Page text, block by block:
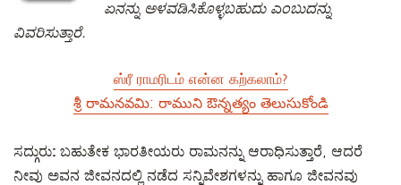
ಏನನ್ನು ಅಳವಡಿಸಿಕೊಳ್ಳಬಹುದು ಎಂಬುದನ್ನು
ವಿವರಿಸುತ್ತಾರೆ.
ஸ்ரீ ராமரிடம் என்ன கற்கலாம்?
శ్రీ రామనవమి: రాముని ఔన్నత్యం తెలుసుకోండి
ಸದ್ಗುರು: ಬಹುತೇಕ ಭಾರತೀಯರು ರಾಮನನ್ನು ಆರಾಧಿಸುತ್ತಾರೆ, ಆದರೆ
ನೀವು ಅವನ ಜೀವನದಲ್ಲಿ ನಡೆದ ಸನ್ನಿವೇಶಗಳನ್ನು ಹಾಗೂ ಜೀವನವು